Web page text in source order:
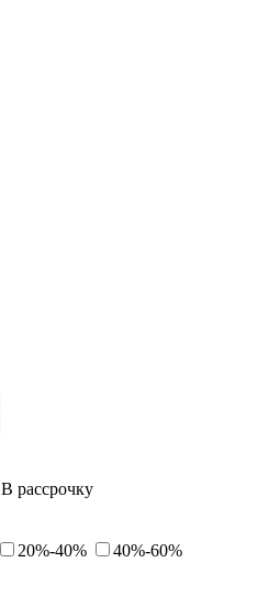
В рассрочку
20%-40%
40%-60%